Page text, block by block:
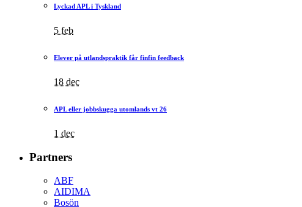
Lyckad APL i Tyskland
5 feb
Elever på utlandspraktik får finfin feedback
18 dec
APL eller jobbskugga utomlands vt 26
1 dec
Partners
ABF
AIDIMA
Bosön